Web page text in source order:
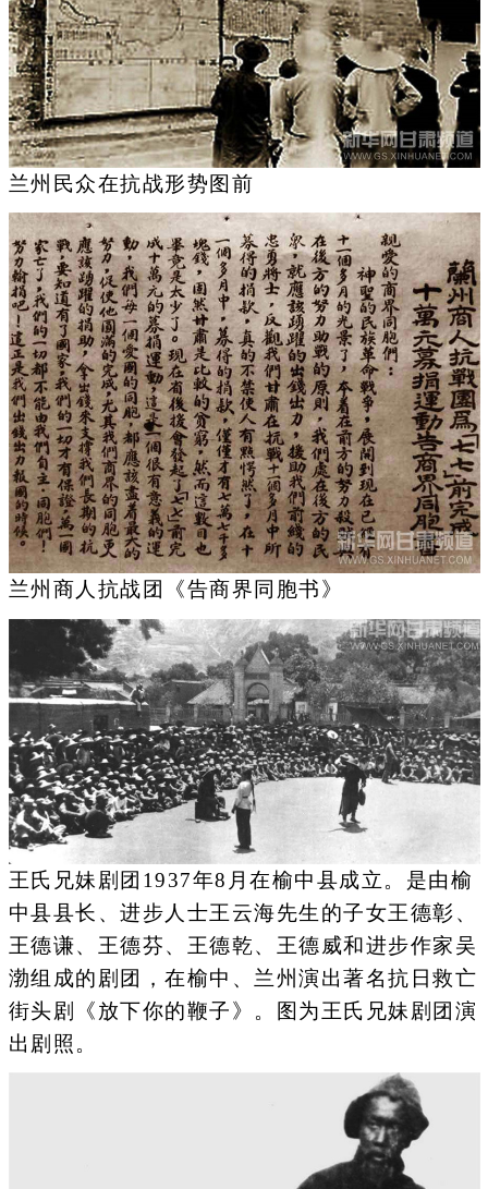
兰州民众在抗战形势图前
兰州商人抗战团《告商界同胞书》
王氏兄妹剧团1937年8月在榆中县成立。是由榆
中县县长、进步人士王云海先生的子女王德彰、
王德谦、王德芬、王德乾、王德威和进步作家吴
渤组成的剧团，在榆中、兰州演出著名抗日救亡
街头剧《放下你的鞭子》。图为王氏兄妹剧团演
出剧照。